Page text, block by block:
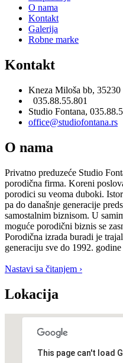
O nama
Kontakt
Galerija
Robne marke
Kontakt
Kneza Miloša bb, 35230
035.88.55.801
Studio Fontana,
office@studiofontana.rs
O nama
Privatno preduzeće Studio
porodična firma. Koreni
porodici su veoma duboki.
pa do današnje generacije
samostalnim biznisom. U
moguće porodični biznis se
Porodična izrada buradi je
generaciju sve do 1992.
Nastavi sa čitanjem ›
Lokacija
This page can't load